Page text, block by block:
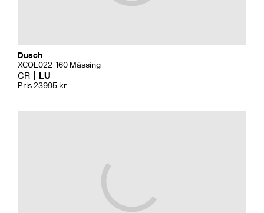
Dusch
XCOL022-160 Mässing
CR LU
Pris 23995 kr